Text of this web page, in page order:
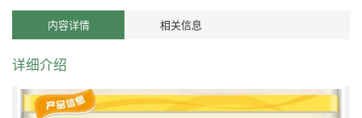
内容详情 相关信息
详细介绍